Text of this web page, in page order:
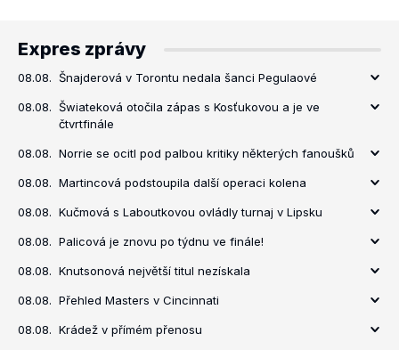
Expres zprávy
08.08. Šnajderová v Torontu nedala šanci Pegulaové
08.08. Šwiateková otočila zápas s Kosťukovou a je ve
čtvrtfinále
08.08. Norrie se ocitl pod palbou kritiky některých fanoušků
08.08. Martincová podstoupila další operaci kolena
08.08. Kučmová s Laboutkovou ovládly turnaj v Lipsku
08.08. Palicová je znovu po týdnu ve finále!
08.08. Knutsonová největší titul nezískala
08.08. Přehled Masters v Cincinnati
08.08. Krádež v přímém přenosu